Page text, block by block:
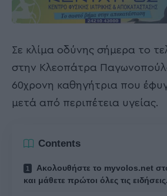
Σε κλίμα οδύνης σήμερα το
στην Κλεοπάτρα
60χρονη καθηγήτρια που
μετά από περιπέτεια υγείας.
Contents
Ακολουθήστε το myvolos.net
και μάθετε πρώτοι όλες τις ειδήσεις.